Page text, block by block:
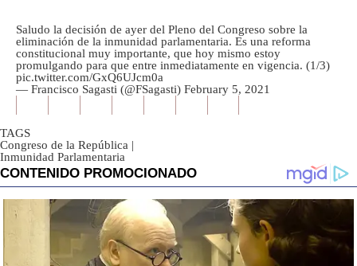
Saludo la decisión de ayer del Pleno del Congreso sobre la
eliminación de la inmunidad parlamentaria. Es una reforma
constitucional muy importante, que hoy mismo estoy
promulgando para que entre inmediatamente en vigencia. (1/3)
pic.twitter.com/GxQ6UJcm0a
— Francisco Sagasti (@FSagasti) February 5, 2021
TAGS
Congreso de la República |
Inmunidad Parlamentaria